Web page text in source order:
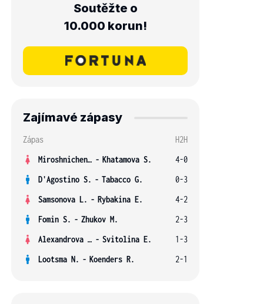
Soutěžte o
10.000 korun!
Zajímavé zápasy
Zápas
H2H
Miroshnichenko V. - Khatamova S.
4-0
D'Agostino S. - Tabacco G.
0-3
Samsonova L. - Rybakina E.
4-2
Fomin S. - Zhukov M.
2-3
Alexandrova E. - Svitolina E.
1-3
Lootsma N. - Koenders R. 2-1